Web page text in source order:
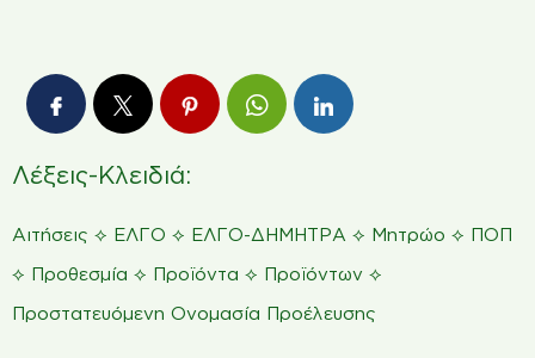
Λέξεις-Κλειδιά:
Αιτήσεις ⟡ ΕΛΓΟ ⟡ ΕΛΓΟ-ΔΗΜΗΤΡΑ ⟡ Μητρώο ⟡ ΠΟΠ
⟡ Προθεσμία ⟡ Προϊόντα ⟡ Προϊόντων ⟡
Προστατευόμενη Ονομασία Προέλευσης